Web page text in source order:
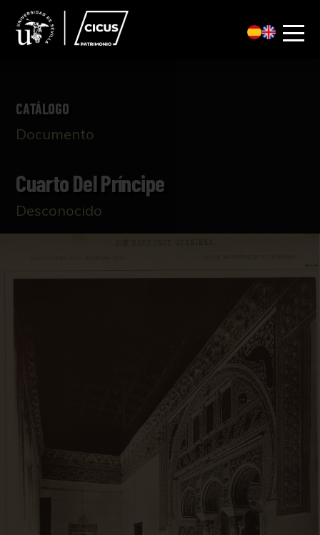
CATÁLOGO
Documento
Cuarto Del Príncipe
Desconocido